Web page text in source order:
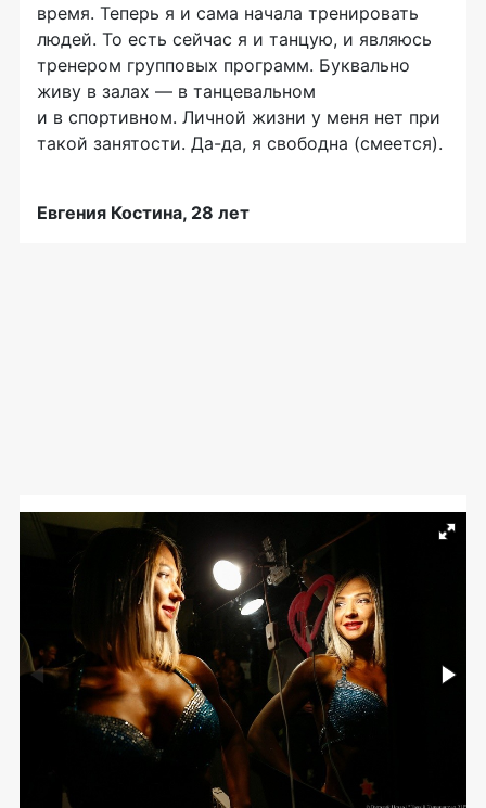
время. Теперь я и сама начала тренировать
людей. То есть сейчас я и танцую, и являюсь
тренером групповых программ. Буквально
живу в залах — в танцевальном
и в спортивном. Личной жизни у меня нет при
такой занятости. Да-да, я свободна (смеется).
Евгения Костина, 28 лет